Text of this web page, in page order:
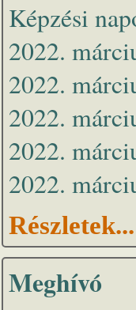
Képzési
2022.
2022.
2022.
2022.
2022.
Részletek...
Meghívó